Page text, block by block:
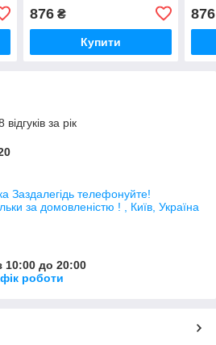
876₴
Купити
876
за рік
Заздалегiдь телефонуйте!
за домовленістю ! , Київ, Україна
10:00 до 20:00
роботи